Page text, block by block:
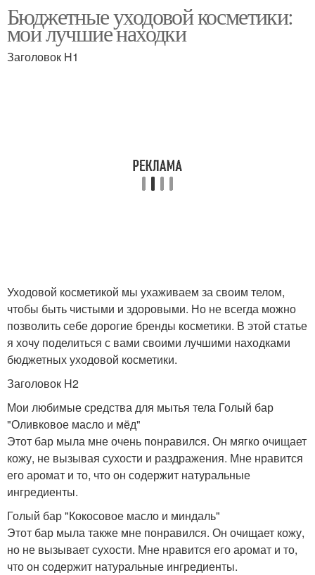
домашнего ухода
Бюджетные уходовой косметики:
мои лучшие находки
Заголовок H1
Уходовой косметикой мы ухаживаем за своим телом,
чтобы быть чистыми и здоровыми. Но не всегда можно
позволить себе дорогие бренды косметики. В этой статье
я хочу поделиться с вами своими лучшими находками
бюджетных уходовой косметики.
Заголовок H2
Мои любимые средства для мытья тела Голый бар
"Оливковое масло и мёд"
Этот бар мыла мне очень понравился. Он мягко очищает
кожу, не вызывая сухости и раздражения. Мне нравится
его аромат и то, что он содержит натуральные
ингредиенты.
Голый бар "Кокосовое масло и миндаль"
Этот бар мыла также мне понравился. Он очищает кожу,
но не вызывает сухости. Мне нравится его аромат и то,
что он содержит натуральные ингредиенты.